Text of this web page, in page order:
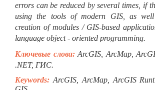
errors can be reduced by several times, if
using the tools of modern GIS, as
creation of modules / GIS-based
language object - oriented programming.
Ключевые слова: ArcGIS, ArcMap,
.NET, ГИС.
Keywords: ArcGIS, ArcMap, ArcGIS